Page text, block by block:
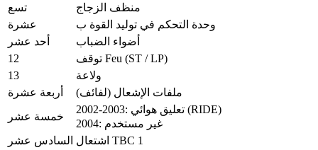
تسع
منظف ​​الزجاج
عشرة
وحدة التحكم في توليد القوة ب
أحد عشر
أضواء الضباب
12
توقف Feu (ST / LP)
13
ولاعة
أربعة عشرة
ملفات الإشعال (لفائف)
خمسة عشر
2002-2003: تعليق هوائي (RIDE)
2004: غير مستخدم
السادس عشر
اشتعال TBC 1